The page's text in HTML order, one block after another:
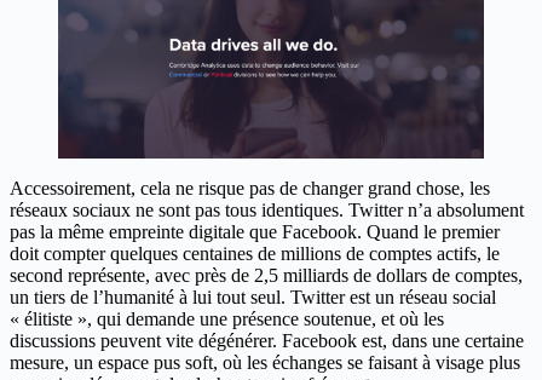
Accessoirement, cela ne risque pas de changer grand chose, les
réseaux sociaux ne sont pas tous identiques. Twitter n’a absolument
pas la même empreinte digitale que Facebook. Quand le premier
doit compter quelques centaines de millions de comptes actifs, le
second représente, avec près de 2,5 milliards de dollars de comptes,
un tiers de l’humanité à lui tout seul. Twitter est un réseau social
« élitiste », qui demande une présence soutenue, et où les
discussions peuvent vite dégénérer. Facebook est, dans une certaine
mesure, un espace pus soft, où les échanges se faisant à visage plus